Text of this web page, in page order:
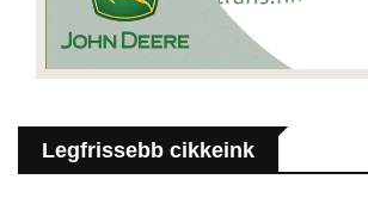
Legfrissebb cikkeink